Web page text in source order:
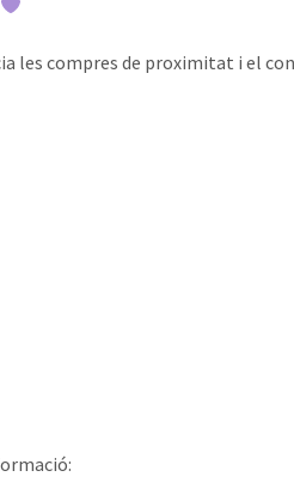
les compres de proximitat i el